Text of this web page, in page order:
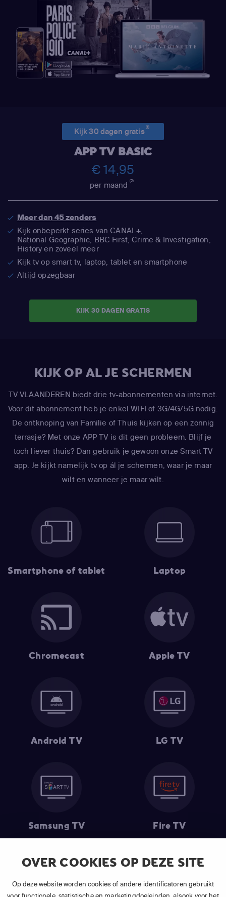
OVER COOKIES OP DEZE SITE
Op deze website worden cookies of andere identificatoren gebruikt
Kijk 30 dagen gratis(1)
APP TV BASIC
€ 14,95
per maand(2)
Meer dan 45 zenders
Kijk onbeperkt series van CANAL+,
National Geographic, BBC First, Crime & Investigation,
History en zoveel meer
Kijk tv op smart tv, laptop, tablet en smartphone
Altijd opzegbaar
KIJK 30 DAGEN GRATIS
KIJK OP AL JE SCHERMEN
TV VLAANDEREN biedt drie tv-abonnementen via internet.
Voor dit abonnement heb je enkel WIFI of 3G/4G/5G nodig.
De ontknoping van Familie of Thuis kijken op een zonnig
terrasje? Met onze APP TV is dit geen probleem. Blijf je
toch liever thuis? Dan gebruik je gewoon onze Smart TV
app. Je kijkt namelijk tv op ál je schermen, waar je maar
wilt en wanneer je maar wilt.
Smartphone of tablet Laptop
Chromecast Apple TV
Android TV LG TV
Samsung TV Fire TV
(1) De eerste 30 dagen gratis: Geldig op alle nieuwe abonnementen
van APP TV Light, Basic of Plus.